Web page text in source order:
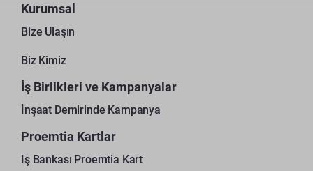
Kurumsal
Bize Ulaşın
Biz Kimiz
İş Birlikleri ve Kampanyalar
İnşaat Demirinde Kampanya
Proemtia Kartlar
İş Bankası Proemtia Kart